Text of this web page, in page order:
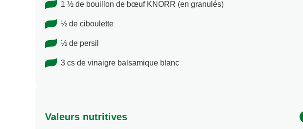
1 ½ de bouillon de bœuf KNORR (en granulés)
½ de ciboulette
½ de persil
3 cs de vinaigre balsamique blanc
Valeurs nutritives